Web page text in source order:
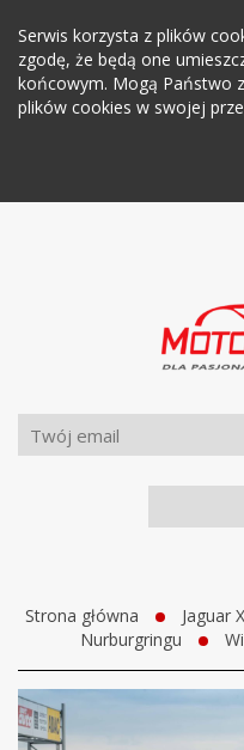
Serwis korzysta z plików
zgodę, że będą one
końcowym. Mogą Państwo
plików cookies w swojej
Strona główna
Jaguar
Nurburgringu